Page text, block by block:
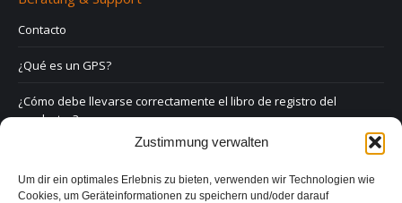
Zustimmung verwalten
Um dir ein optimales Erlebnis zu bieten, verwenden wir Technologien wie
Cookies, um Geräteinformationen zu speichern und/oder darauf
Contacto
¿Qué es un GPS?
¿Cómo debe llevarse correctamente el libro de registro del
conductor?
Preguntas frecuentes